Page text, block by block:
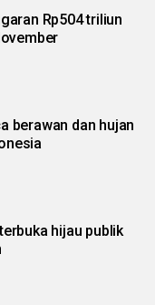
Rp504 triliun
berawan dan hujan